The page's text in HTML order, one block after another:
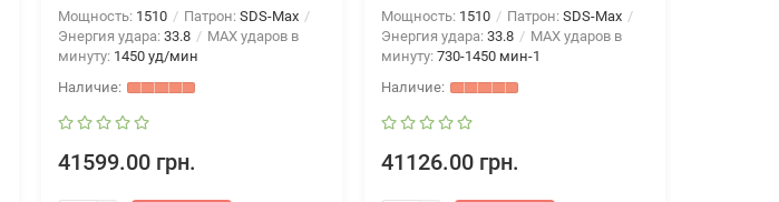
Мощность: 1510 Патрон: SDS-Max
Энергия удара: 33.8
MAX ударов в
минуту: 1450 уд/мин
41599.00 грн.
Мощность: 1510 Патрон: SDS-Max
Энергия удара: 33.8
MAX ударов в
минуту: 730-1450 мин-1
41126.00 грн.